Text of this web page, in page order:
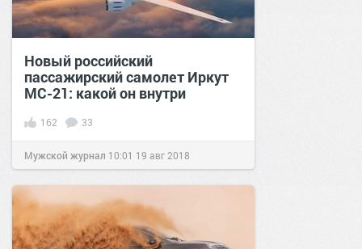
Новый российский
пассажирский самолет Иркут
МС-21: какой он внутри
162 33
Мужской журнал 10:01 19 авг 2018